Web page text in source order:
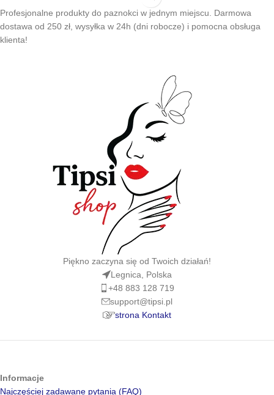
Profesjonalne produkty do paznokci w jednym miejscu. Darmowa
dostawa od 250 zł, wysyłka w 24h (dni robocze) i pomocna obsługa
klienta!
Piękno zaczyna się od Twoich działań!
Legnica, Polska
+48 883 128 719
support@tipsi.pl
strona Kontakt
Informacje
Najczęściej zadawane pytania (FAQ)